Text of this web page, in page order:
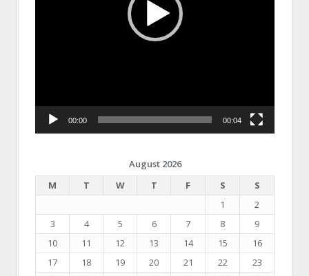
00:00 00:04
August 2026
M
T W T F S
S
1
2
3
4 5 6 7 8
9
10
11 12 13 14 15
16
17
18 19 20 21 22
23